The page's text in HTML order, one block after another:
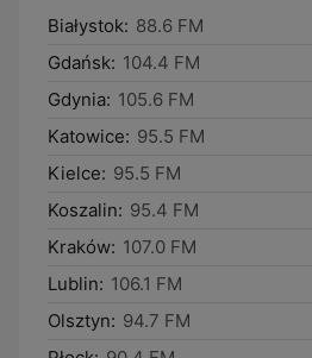
Białystok: 88.6 FM
Gdańsk: 104.4 FM
Gdynia: 105.6 FM
Katowice: 95.5 FM
Kielce: 95.5 FM
Koszalin: 95.4 FM
Kraków: 107.0 FM
Lublin: 106.1 FM
Olsztyn: 94.7 FM